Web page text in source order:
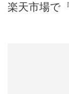
楽天市場で